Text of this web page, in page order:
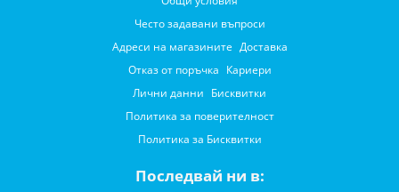
Често задавани въпроси
Адреси на магазините Доставка
Отказ от поръчка Кариери
Лични данни Бисквитки
Политика за поверителност
Политика за Бисквитки
Последвай ни в: